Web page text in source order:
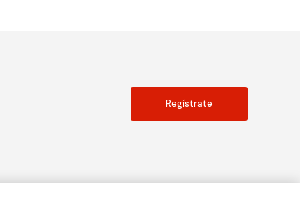
Regístrate